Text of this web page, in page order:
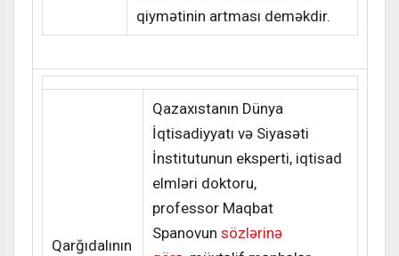
qiymətinin artması deməkdir.
Qarğıdalının
Qazaxıstanın Dünya
İqtisadiyyatı və Siyasəti
İnstitutunun eksperti, iqtisad
elmləri doktoru,
professor Maqbat
Spanovun sözlərinə